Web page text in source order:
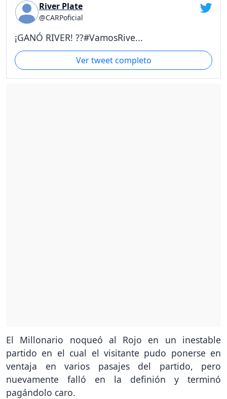
River Plate
@CARPoficial
¡GANÓ RIVER! ??#VamosRive...
Ver tweet completo
El Millonario noqueó al Rojo en un inestable
partido en el cual el visitante pudo ponerse en
ventaja en varios pasajes del partido, pero
nuevamente falló en la definión y terminó
pagándolo caro.